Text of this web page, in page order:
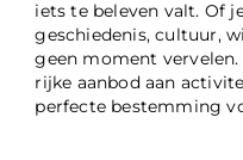
iets te beleven valt. Of
geschiedenis, cultuur,
geen moment
rijke aanbod aan
perfecte bestemming